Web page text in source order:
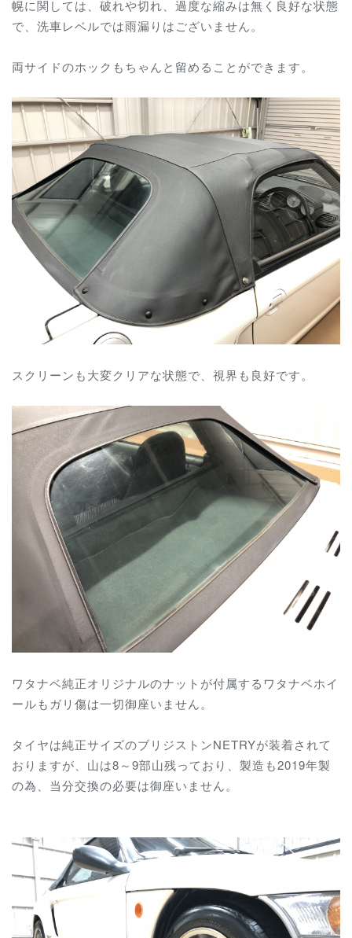
幌に関しては、破れや切れ、過度な縮みは無く良好な状態
で、洗車レベルでは雨漏りはございません。
両サイドのホックもちゃんと留めることができます。
スクリーンも大変クリアな状態で、視界も良好です。
ワタナベ純正オリジナルのナットが付属するワタナベホイ
ールもガリ傷は一切御座いません。
タイヤは純正サイズのブリジストンNETRYが装着されて
おりますが、山は8～9部山残っており、製造も2019年製
の為、当分交換の必要は御座いません。